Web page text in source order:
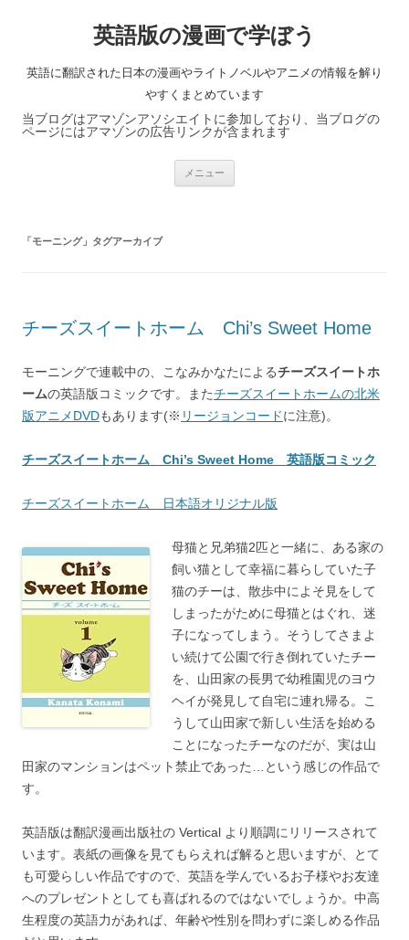
英語版の漫画で学ぼう
英語に翻訳された日本の漫画やライトノベルやアニメの情報を解り
やすくまとめています
当ブログはアマゾンアソシエイトに参加しており、当ブログの
ページにはアマゾンの広告リンクが含まれます
メニュー
「モーニング」タグアーカイブ
チーズスイートホーム Chi’s Sweet Home
モーニングで連載中の、こなみかなたによるチーズスイートホ
ームの英語版コミックです。またチーズスイートホームの北米
版アニメDVDもあります(※ リージョンコードに注意)。
チーズスイートホーム Chi’s Sweet Home 英語版コミック
チーズスイートホーム 日本語オリジナル版
母猫と兄弟猫2匹と一緒に、ある家の
飼い猫として幸福に暮らしていた子
猫のチーは、散歩中によそ見をして
しまったがために母猫とはぐれ、迷
子になってしまう。そうしてさまよ
い続けて公園で行き倒れていたチー
を、山田家の長男で幼稚園児のヨウ
ヘイが発見して自宅に連れ帰る。こ
うして山田家で新しい生活を始める
ことになったチーなのだが、実は山
田家のマンションはペット禁止であった…という感じの作品で
す。
英語版は翻訳漫画出版社の Vertical より順調にリリースされて
います。表紙の画像を見てもらえれば解ると思いますが、とて
も可愛らしい作品ですので、英語を学んでいるお子様やお友達
へのプレゼントとしても喜ばれるのではないでしょうか。中高
生程度の英語力があれば、年齢や性別を問わずに楽しめる作品